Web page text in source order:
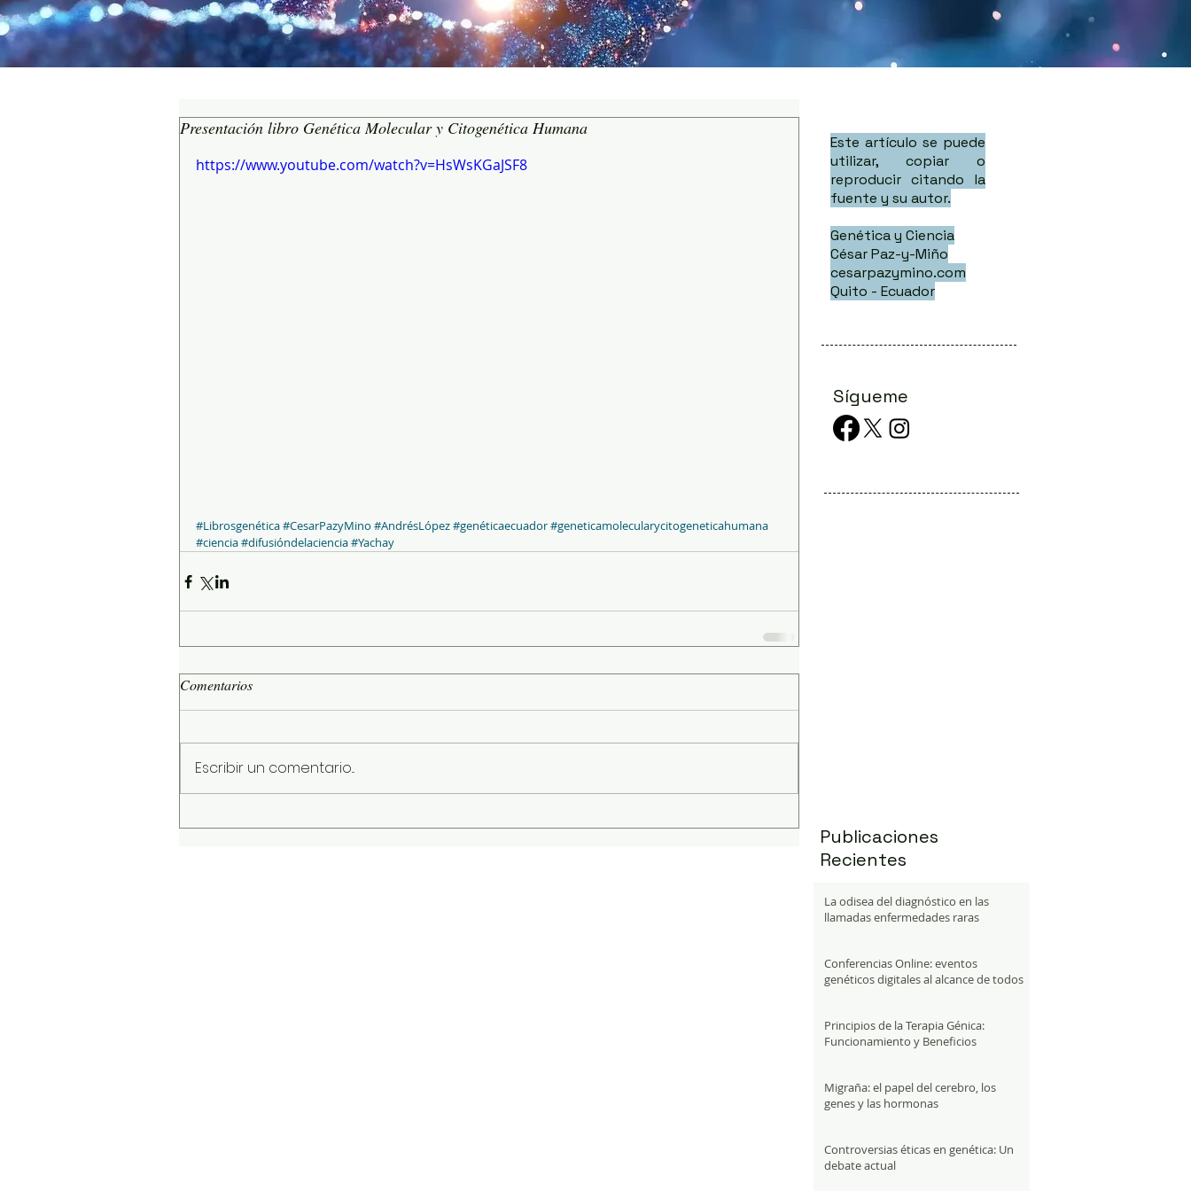
Presentación libro Genética Molecular y Citogenética Humana
https://www.youtube.com/watch?v=HsWsKGaJSF8
#Librosgenética#CesarPazyMino #AndrésLópez#genéticaecuador#geneticamolecularycitogeneticahumana
#ciencia#difusióndelaciencia#Yachay
Comentarios
Escribir un comentario...
Este artículo se puede
utilizar, copiar o
reproducir citando la
fuente y su autor.
Genética y Ciencia
César Paz-y-Miño
cesarpazymino.com
Quito - Ecuador
Sígueme
Publicaciones
Recientes
La odisea del diagnóstico en las
llamadas enfermedades raras
Conferencias Online: eventos
genéticos digitales al alcance de todos
Principios de la Terapia Génica:
Funcionamiento y Beneficios
Migraña: el papel del cerebro, los
genes y las hormonas
Controversias éticas en genética: Un
debate actual